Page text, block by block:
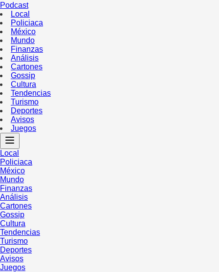
Podcast
Local
Policiaca
México
Mundo
Finanzas
Análisis
Cartones
Gossip
Cultura
Tendencias
Turismo
Deportes
Avisos
Juegos
Local
Policiaca
México
Mundo
Finanzas
Análisis
Cartones
Gossip
Cultura
Tendencias
Turismo
Deportes
Avisos
Juegos